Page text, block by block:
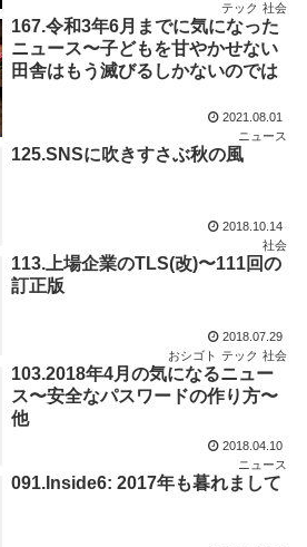
テック 社会
167.令和3年6月までに気になった
ニュース〜子どもを甘やかせない
田舎はもう滅びるしかないのでは
2021.08.01
ニュース
125.SNSに吹きすさぶ秋の風
2018.10.14
社会
113.上場企業のTLS(改)〜111回の
訂正版
2018.07.29
おシゴト テック 社会
103.2018年4月の気になるニュー
ス〜安全なパスワードの作り方〜
他
2018.04.10
ニュース
091.Inside6: 2017年も暮れまして